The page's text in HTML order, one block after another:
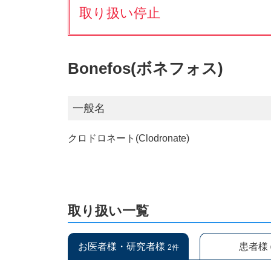
取り扱い停止
Bonefos(ボネフォス)
一般名
クロドロネート(Clodronate)
取り扱い一覧
お医者様・研究者様 2件 患者様